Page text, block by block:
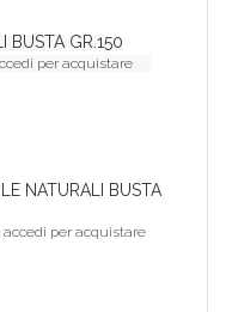
BUSTA GR.150
per acquistare
NATURALI BUSTA
accedi per acquistare